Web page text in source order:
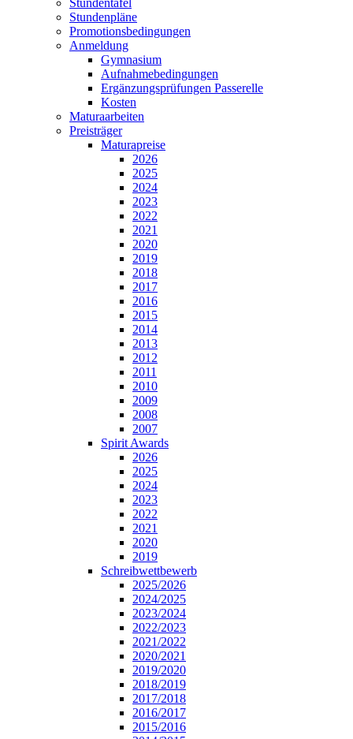
Stundentafel
Stundenpläne
Promotionsbedingungen
Anmeldung
Gymnasium
Aufnahmebedingungen
Ergänzungsprüfungen Passerelle
Kosten
Maturaarbeiten
Preisträger
Maturapreise
2026
2025
2024
2023
2022
2021
2020
2019
2018
2017
2016
2015
2014
2013
2012
2011
2010
2009
2008
2007
Spirit Awards
2026
2025
2024
2023
2022
2021
2020
2019
Schreibwettbewerb
2025/2026
2024/2025
2023/2024
2022/2023
2021/2022
2020/2021
2019/2020
2018/2019
2017/2018
2016/2017
2015/2016